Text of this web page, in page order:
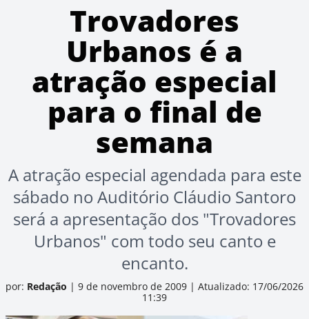
Trovadores
Urbanos é a
atração especial
para o final de
semana
A atração especial agendada para este
sábado no Auditório Cláudio Santoro
será a apresentação dos "Trovadores
Urbanos" com todo seu canto e
encanto.
por: Redação | 9 de novembro de 2009 | Atualizado: 17/06/2026
11:39